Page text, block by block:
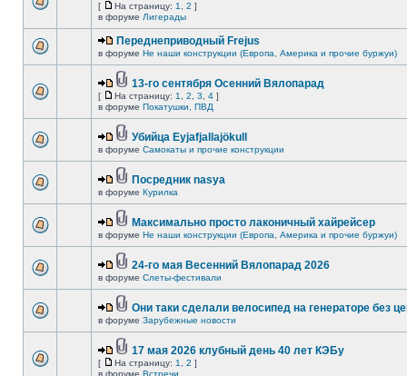
[ На страницу: 1 2 ]
в форуме Лигерады
Переднеприводный Frejus
в форуме Не наши конструкции (Европа, Америка и прочие буржуи)
13-го сентября Осенний Вялопарад
[ На страницу: 1 2 3 4 ]
в форуме Покатушки, ПВД
Убийца Eyjafjallajökull
в форуме Самокаты и прочие конструкции
Посредник nasya
в форуме Курилка
Максимально просто лаконичный хайрейсер
в форуме Не наши конструкции (Европа, Америка и прочие буржуи)
24-го мая Весенний Вялопарад 2026
в форуме Слеты-фестивали
Они таки сделали велосипед на генераторе без
в форуме Зарубежные новости
17 мая 2026 клубный день 40 лет КЭБу
[ На страницу: 1 2 ]
в форуме Встречи